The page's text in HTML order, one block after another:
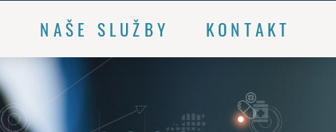
NAŠE SLUŽBY KONTAKT